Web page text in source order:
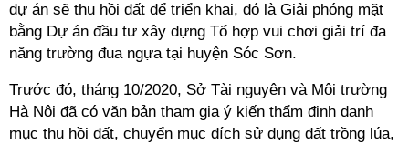
dự án sẽ thu hồi đất để triển khai, đó là Giải phóng mặt
bằng Dự án đầu tư xây dựng Tổ hợp vui chơi giải trí đa
năng trường đua ngựa tại huyện Sóc Sơn.
Trước đó, tháng 10/2020, Sở Tài nguyên và Môi trường
Hà Nội đã có văn bản tham gia ý kiến thẩm định danh
mục thu hồi đất, chuyển mục đích sử dụng đất trồng lúa,